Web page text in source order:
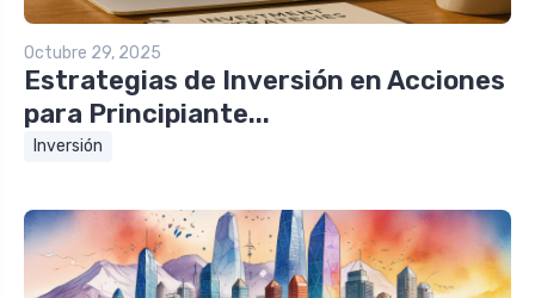
Octubre 29, 2025
Estrategias de Inversión en Acciones
para Principiante...
Inversión